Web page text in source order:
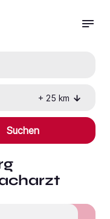
+ 25 km
Suchen